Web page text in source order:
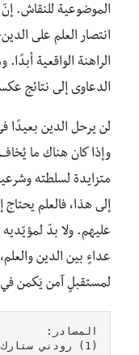
الموضوعية للنقاش.
انتصار العلم على
الراهنة الواقعية
الدعاوى إلى نتائج
لن يرحل الدين
وإذا كان هناك ما
متزايدة لسلطته
إلى هذا، فالعلم
عليهم. ولا بدّ
عداءٍ بين الدين
لمستقبلٍ آمن يَكمن في
المصادر:
(1) رودني ستارك ووليام باينبريدج، مستقبل الدين، ترجمتي، جامعة كاليفورنيا، 1985م، ص430.